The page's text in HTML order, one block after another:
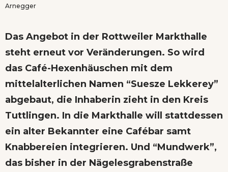
Arnegger
Das Angebot in der Rottweiler Markthalle
steht erneut vor Veränderungen. So wird
das Café-Hexenhäuschen mit dem
mittelalterlichen Namen “Suesze Lekkerey”
abgebaut, die Inhaberin zieht in den Kreis
Tuttlingen. In die Markthalle will stattdessen
ein alter Bekannter eine Cafébar samt
Knabbereien integrieren. Und “Mundwerk”,
das bisher in der Nägelesgrabenstraße